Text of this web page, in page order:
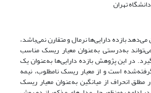
تهران
بازده دارایی‌ها نرمال و متقارن نمی‌باشد،
به‌درستی به‌عنوان معیار ریسک مناسب
در این پژوهش بازده دارایی‌ها به‌عنوان یک
است و از معیار ریسک نامطلوب، نیمه
مطلق انحراف از میانگین به‌عنوان معیار ریسک